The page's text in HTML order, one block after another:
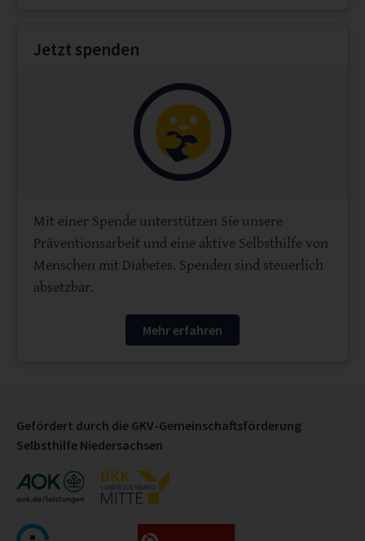
Jetzt spenden
Mit einer Spende unterstützen Sie unsere
Präventionsarbeit und eine aktive Selbsthilfe von
Menschen mit Diabetes. Spenden sind steuerlich
absetzbar.
Mehr erfahren
Gefördert durch die GKV-Gemeinschaftsförderung
Selbsthilfe Niedersachsen